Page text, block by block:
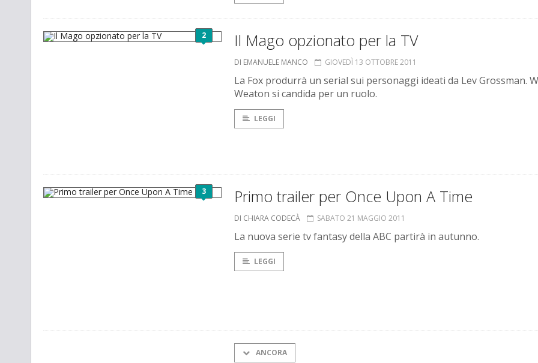
2 Il Mago opzionato per la TV
DI EMANUELE MANCO GIOVEDÌ 13 OTTOBRE 2011
La Fox produrrà un serial sui personaggi ideati da Lev Grossman.
Weaton si candida per un ruolo.
LEGGI
3 Primo trailer per Once Upon A Time
DI CHIARA CODECÀ SABATO 21 MAGGIO 2011
La nuova serie tv fantasy della ABC partirà in autunno.
LEGGI
ANCORA